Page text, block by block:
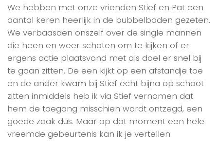
We hebben met onze vrienden Stief en Pat een
aantal keren heerlijk in de bubbelbaden gezeten.
We verbaasden onszelf over de single mannen
die heen en weer schoten om te kijken of er
ergens actie plaatsvond met als doel er snel bij
te gaan zitten. De een kijkt op een afstandje toe
en de ander kwam bij Stief echt bijna op schoot
zitten inmiddels heb ik via Stief vernomen dat
hem de toegang misschien wordt ontzegd, een
goede zaak dus. Maar op dat moment een hele
vreemde gebeurtenis kan ik je vertellen.